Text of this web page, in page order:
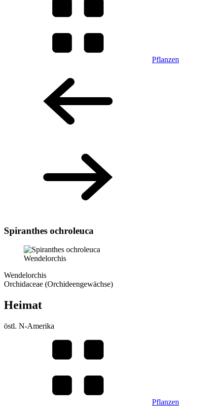
Pflanzen
Spiranthes ochroleuca
Wendelorchis
Wendelorchis
Orchidaceae (Orchideengewächse)
Heimat
östl. N-Amerika
Pflanzen